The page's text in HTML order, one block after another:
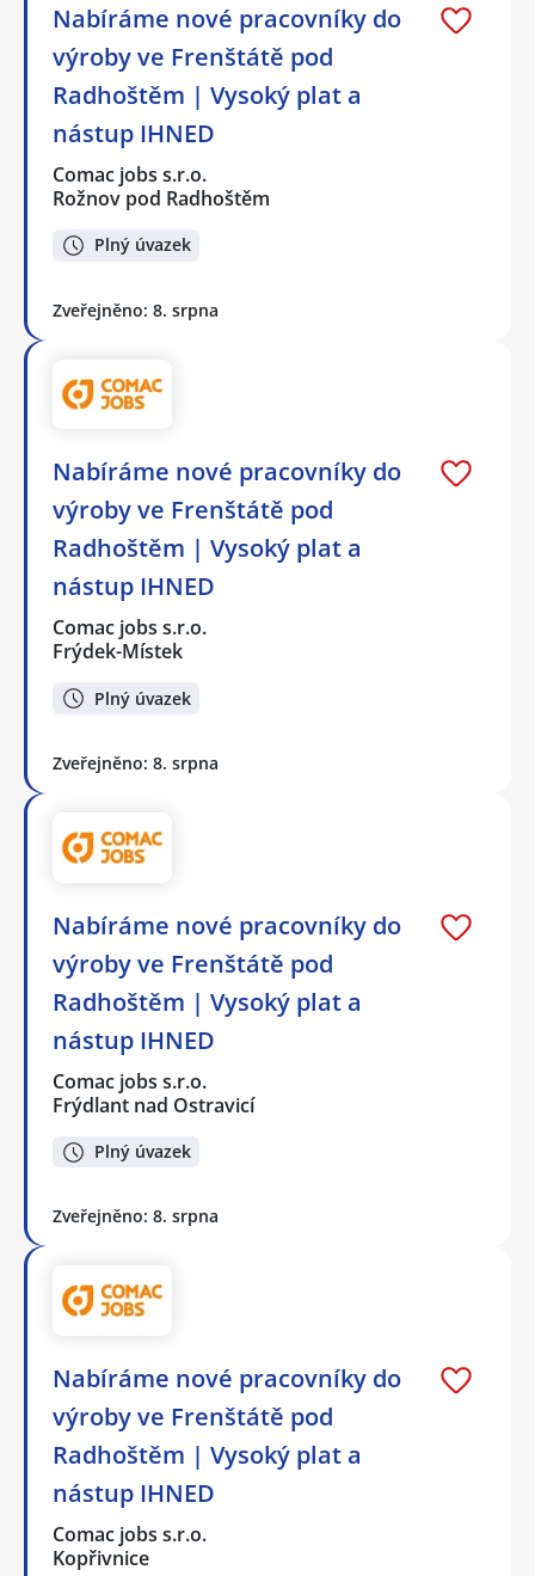
Nabíráme nové pracovníky do
výroby ve Frenštátě pod
Radhoštěm | Vysoký plat a
nástup IHNED
Comac jobs s.r.o.
Rožnov pod Radhoštěm
Plný úvazek
Zveřejněno: 8. srpna
Nabíráme nové pracovníky do
výroby ve Frenštátě pod
Radhoštěm | Vysoký plat a
nástup IHNED
Comac jobs s.r.o.
Frýdek-Místek
Plný úvazek
Zveřejněno: 8. srpna
Nabíráme nové pracovníky do
výroby ve Frenštátě pod
Radhoštěm | Vysoký plat a
nástup IHNED
Comac jobs s.r.o.
Frýdlant nad Ostravicí
Plný úvazek
Zveřejněno: 8. srpna
Nabíráme nové pracovníky do
výroby ve Frenštátě pod
Radhoštěm | Vysoký plat a
nástup IHNED
Comac jobs s.r.o.
Kopřivnice